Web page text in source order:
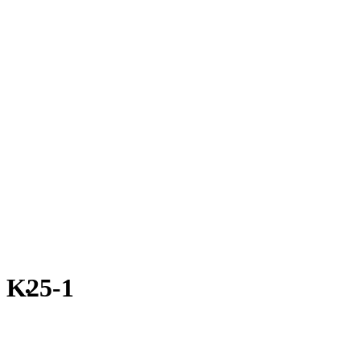
K25-1